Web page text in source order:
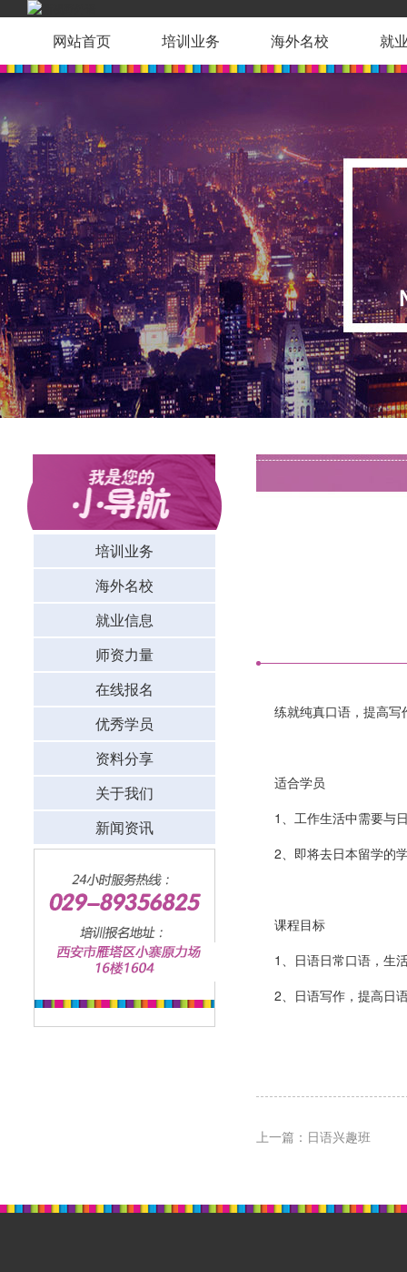
网站首页 培训业务 海外名校 就
培训业务
海外名校
就业信息
师资力量
在线报名
优秀学员
资料分享
关于我们
新闻资讯
练就纯真口语，提高
适合学员
1、工作生活中需要与
2、即将去日本留学的
课程目标
1、日语日常口语，生
2、日语写作，提高日
上一篇：日语兴趣班